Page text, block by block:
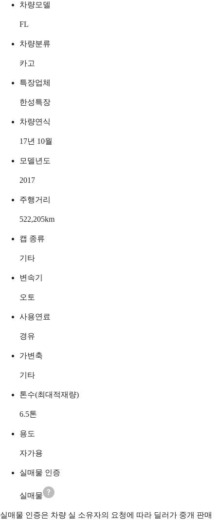
차량모델
FL
차량분류
카고
특장업체
한성특장
차량연식
17년 10월
모델년도
2017
주행거리
522,205km
캡 종류
기타
변속기
오토
사용연료
경유
가변축
기타
톤수(최대적재량)
6.5톤
용도
자가용
실매물 인증
실매물
실매물 인증은 차량 실 소유자의 요청에 따라 딜러가 중개 판매